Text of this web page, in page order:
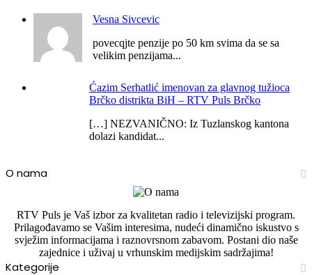
Vesna Sivcevic
povecqjte penzije po 50 km svima da se sa
velikim penzijama...
Ćazim Serhatlić imenovan za glavnog tužioca
Brčko distrikta BiH – RTV Puls Brčko
[…] NEZVANIČNO: Iz Tuzlanskog kantona
dolazi kandidat...
O nama
RTV Puls je Vaš izbor za kvalitetan radio i televizijski program.
Prilagođavamo se Vašim interesima, nudeći dinamično iskustvo s
svježim informacijama i raznovrsnom zabavom. Postani dio naše
zajednice i uživaj u vrhunskim medijskim sadržajima!
Kategorije